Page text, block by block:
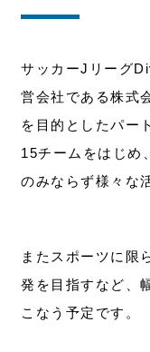
サッカーJリーグ
営会社である株式
を目的としたパー
15チームをはじめ
のみならず様々な
またスポーツに限
発を目指すなど、
こなう予定です。